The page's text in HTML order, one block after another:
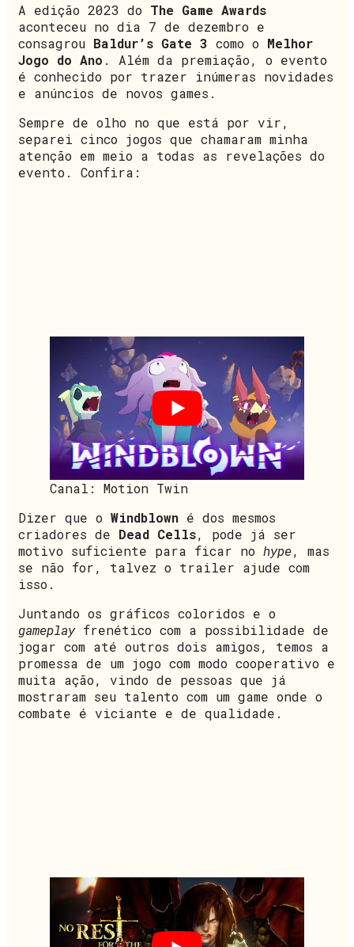
A edição 2023 do The Game Awards
aconteceu no dia 7 de dezembro e
consagrou Baldur’s Gate 3 como o Melhor
Jogo do Ano . Além da premiação, o evento
é conhecido por trazer inúmeras novidades
e anúncios de novos games.
Sempre de olho no que está por vir,
separei cinco jogos que chamaram minha
atenção em meio a todas as revelações do
evento. Confira:
Canal: Motion Twin
Dizer que o Windblown é dos mesmos
criadores de Dead Cells, pode já ser
motivo suficiente para ficar no hype, mas
se não for, talvez o trailer ajude com
isso.
Juntando os gráficos coloridos e o
gameplayfrenético com a possibilidade de
jogar com até outros dois amigos, temos a
promessa de um jogo com modo cooperativo e
muita ação, vindo de pessoas que já
mostraram seu talento com um game onde o
combate é viciante e de qualidade.